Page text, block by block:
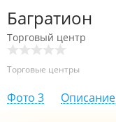
Багратион
Торговый центр
Торговые центры
Фото 3 Описание